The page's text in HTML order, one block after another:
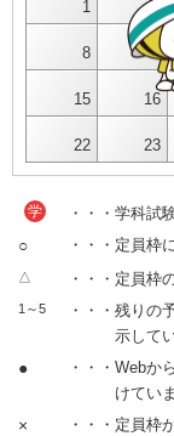
1 2
8 9
15 16
22 23
学 ・・・学科試
○ ・・・定員枠
△ ・・・定員枠
1～5
・・・残りの
示して
●
・・・Webか
けてい
×
・・・定員枠